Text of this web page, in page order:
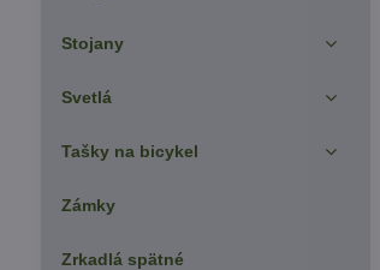
Stojany
Svetlá
Tašky na bicykel
Zámky
Zrkadlá spätné